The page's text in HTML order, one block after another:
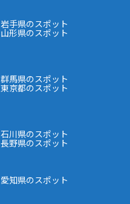
岩手県のスポット
山形県のスポット
群馬県のスポット
東京都のスポット
石川県のスポット
長野県のスポット
愛知県のスポット